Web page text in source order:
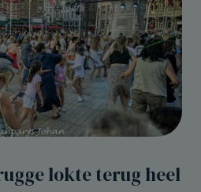
lokte terug heel